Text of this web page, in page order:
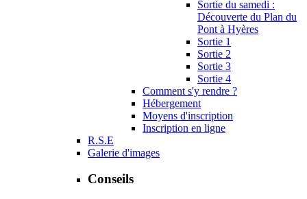
Sortie du samedi :
Découverte du Plan du
Pont à Hyères
Sortie 1
Sortie 2
Sortie 3
Sortie 4
Comment s'y rendre ?
Hébergement
Moyens d'inscription
Inscription en ligne
R.S.E
Galerie d'images
Conseils